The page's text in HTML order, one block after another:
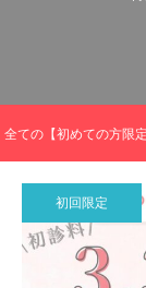
全ての【初めての方限定
初回限定